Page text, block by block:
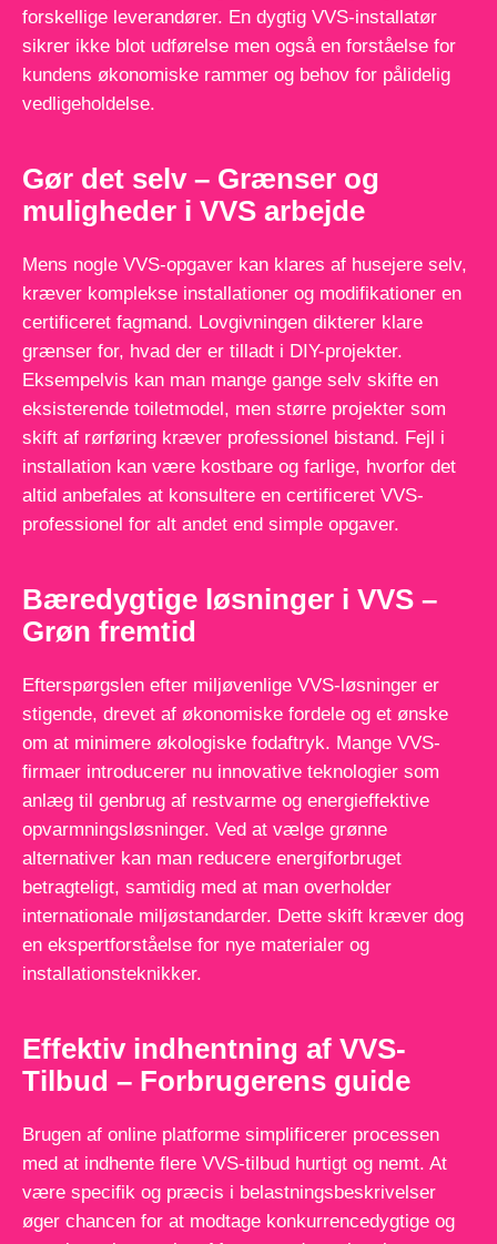
forskellige leverandører. En dygtig VVS-installatør
sikrer ikke blot udførelse men også en forståelse for
kundens økonomiske rammer og behov for pålidelig
vedligeholdelse.
Gør det selv – Grænser og
muligheder i VVS arbejde
Mens nogle VVS-opgaver kan klares af husejere selv,
kræver komplekse installationer og modifikationer en
certificeret fagmand. Lovgivningen dikterer klare
grænser for, hvad der er tilladt i DIY-projekter.
Eksempelvis kan man mange gange selv skifte en
eksisterende toiletmodel, men større projekter som
skift af rørføring kræver professionel bistand. Fejl i
installation kan være kostbare og farlige, hvorfor det
altid anbefales at konsultere en certificeret VVS-
professionel for alt andet end simple opgaver.
Bæredygtige løsninger i VVS –
Grøn fremtid
Efterspørgslen efter miljøvenlige VVS-løsninger er
stigende, drevet af økonomiske fordele og et ønske
om at minimere økologiske fodaftryk. Mange VVS-
firmaer introducerer nu innovative teknologier som
anlæg til genbrug af restvarme og energieffektive
opvarmningsløsninger. Ved at vælge grønne
alternativer kan man reducere energiforbruget
betragteligt, samtidig med at man overholder
internationale miljøstandarder. Dette skift kræver dog
en ekspertforståelse for nye materialer og
installationsteknikker.
Effektiv indhentning af VVS-
Tilbud – Forbrugerens guide
Brugen af online platforme simplificerer processen
med at indhente flere VVS-tilbud hurtigt og nemt. At
være specifik og præcis i belastningsbeskrivelser
øger chancen for at modtage konkurrencedygtige og